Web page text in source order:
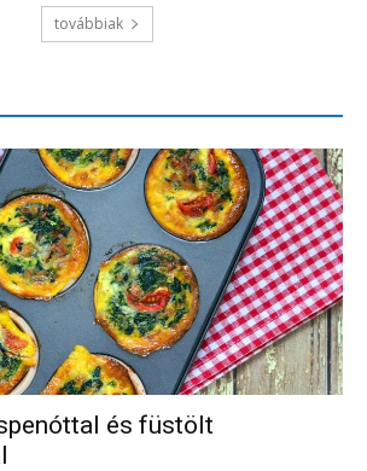
továbbiak
és füstölt